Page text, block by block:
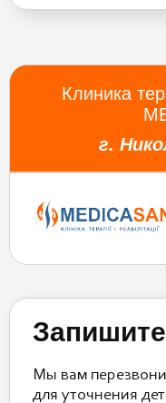
Клиника
г.
Мы вам
для уточнения